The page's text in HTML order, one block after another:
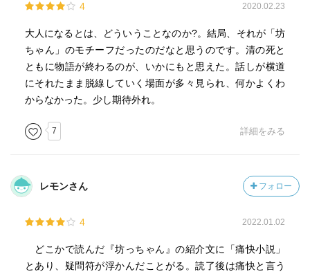
4 2020.02.23
大人になるとは、どういうことなのか?。結局、それが「坊
ちゃん」のモチーフだったのだなと思うのです。清の死と
ともに物語が終わるのが、いかにもと思えた。話しが横道
にそれたまま脱線していく場面が多々見られ、何かよくわ
からなかった。少し期待外れ。
7 詳細をみる
レモンさん フォロー
4 2022.01.02
どこかで読んだ『坊っちゃん』の紹介文に「痛快小説」
とあり、疑問符が浮かんだことがる。読了後は痛快と言う